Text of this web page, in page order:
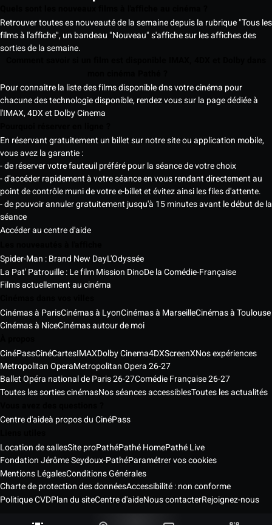
Retrouver toutes es nouveauté de la semaine depuis la rubrique "Tous les
films à l'affiche", un bandeau "Nouveau" s'affiche sur les affiches des
sorties de la semaine.
Pour connaitre la liste des films disponible dns votre cinéma pour
chacune des technologie disponible, rendez vous sur la page dédiée à
l'IMAX, 4DX et Dolby Cinema
En réservant gratuitement un billet sur notre site ou application mobile,
vous avez la garantie :
- de réserver votre fauteuil préféré pour la séance de votre choix
- d'accéder rapidement à votre séance en vous rendant directement au
point de contrôle muni de votre e-billet et évitez ainsi les files d'attente.
- de pouvoir annuler gratuitement jusqu'à 15 minutes avant le début de la
séance
Accéder au centre d'aide
Spider-Man : Brand New DayL'Odyssée
La Pat' Patrouille : Le film Mission DinoDe la Comédie-Française
Films actuellement au cinéma
Cinémas à ParisCinémas à LyonCinémas à MarseilleCinémas à Toulouse
Cinémas à NiceCinémas autour de moi
CinéPassCinéCartesIMAXDolby Cinema4DXScreenXNos expériences
Metropolitan OperaMetropolitan Opera 26-27
Ballet Opéra national de Paris 26-27Comédie Française 26-27
Toutes les sorties cinémasNos séances accessiblesToutes les actualités
Centre d'aideà propos du CinéPass
Location de sallesSite proPathéPathé HomePathé Live
Fondation Jérôme Seydoux-PathéParamétrer vos cookies
Mentions LégalesConditions Générales
Charte de protection des donnéesAccessibilité : non conforme
Politique CVDPlan du siteCentre d'aideNous contacterRejoignez-nous